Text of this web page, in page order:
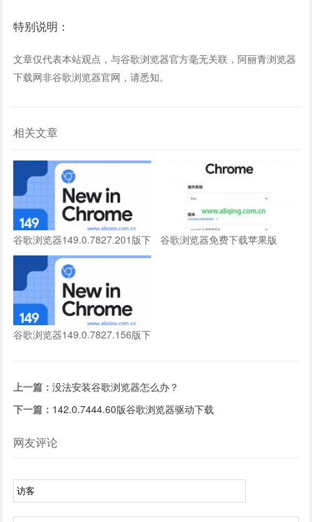
特别说明：
文章仅代表本站观点，与谷歌浏览器官方毫无关联，阿丽青浏览器
下载网非谷歌浏览器官网，请悉知。
相关文章
谷歌浏览器149.0.7827.201版下
载
谷歌浏览器免费下载苹果版
谷歌浏览器149.0.7827.156版下
上一篇：没法安装谷歌浏览器怎么办？
下一篇： 142.0.7444.60版谷歌浏览器驱动下载
网友评论